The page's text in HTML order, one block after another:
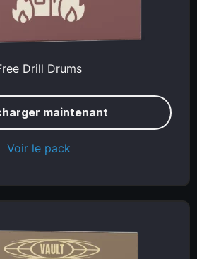
Drill Drums
maintenant
Voir le pack